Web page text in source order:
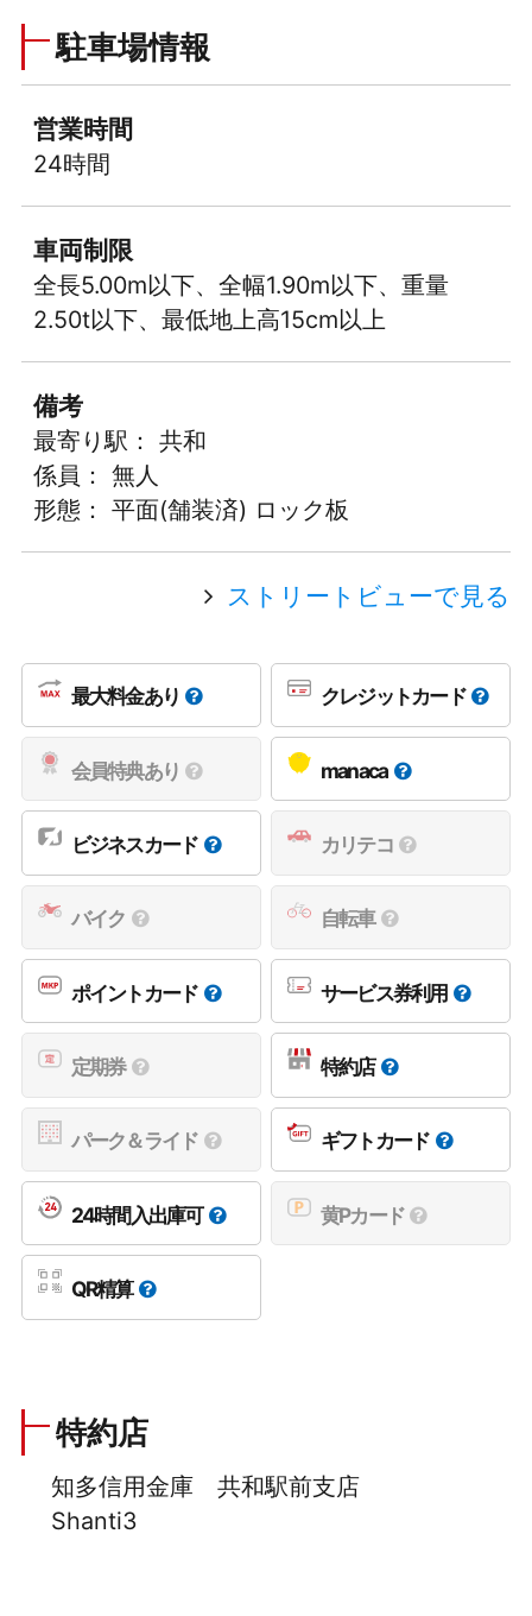
駐車場情報
営業時間
24時間
車両制限
全長5.00m以下、全幅1.90m以下、重量
2.50t以下、最低地上高15cm以上
備考
最寄り駅： 共和
係員： 無人
形態： 平面(舗装済) ロック板
ストリートビューで見る
最大料金あり クレジットカード
会員特典あり manaca
ビジネスカード カリテコ
バイク 自転車
ポイントカード サービス券利用
定期券 特約店
パーク＆ライド ギフトカード
24時間入出庫可 黄Pカード
QR精算
特約店
知多信用金庫 共和駅前支店
Shanti3